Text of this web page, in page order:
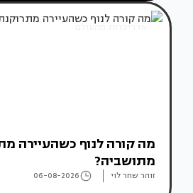
אדריכלות מהעולם
מה קורה לנוף כשהעיירה
מתושביה?
זוהר שחר לוי 06-08-2026